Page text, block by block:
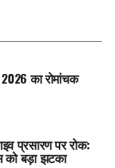
2026 का रोमांचक
प्रसारण पर रोक:
को बड़ा झटका